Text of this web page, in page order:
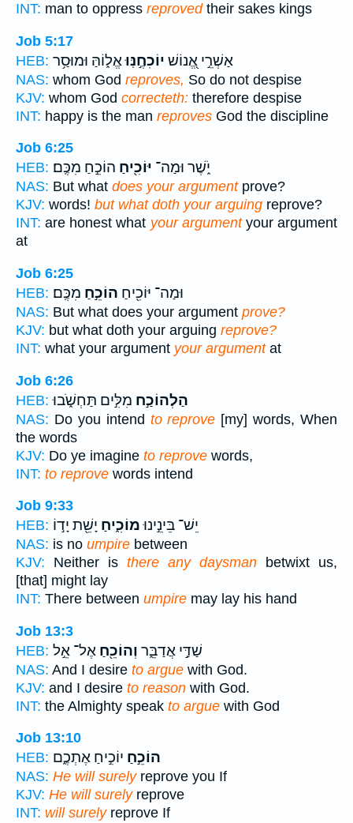
INT: man to oppress reprovedtheir sakes kings
Job 5:17
HEB:
אַשְׁרֵ֣י אֱ֭נוֹשׁ יוֹכִחֶ֣נּֽוּאֱל֑וֹהַּ וּמוּסַ֥ר
NAS: whom God reproves, So do not despise
KJV: whom God correcteth: therefore despise
INT: happy is the man reproves God the discipline
Job 6:25
HEB:
יֹ֑שֶׁר וּמַה־ יּוֹכִ֖יחַ הוֹכֵ֣חַ מִכֶּֽם׃
NAS: But what does your argumentprove?
KJV: words! but what doth your arguing reprove?
INT: are honest what your argumentyour argument
at
Job 6:25
HEB:
וּמַה־ יּוֹכִ֖יחַ הוֹכֵ֣חַ מִכֶּֽם׃
NAS: But what does your argument prove?
KJV: but what doth your arguing reprove?
INT: what your argument your argumentat
Job 6:26
HEB:
הַלְהוֹכַ֣ח מִלִּ֣ים תַּחְשֹׁ֑בוּ
NAS: Do you intend to reprove [my] words, When
the words
KJV: Do ye imagine to reprove words,
INT: to reprove words intend
Job 9:33
HEB:
יֵשׁ־ בֵּינֵ֣ינוּמוֹכִ֑יחַ יָשֵׁ֖ת יָד֣וֹ
NAS: is no umpire between
KJV: Neither is there any daysman betwixt us,
[that] might lay
INT: There between umpire may lay his hand
Job 13:3
HEB:
שַׁדַּ֣י אֲדַבֵּ֑ר וְהוֹכֵ֖חַ אֶל־ אֵ֣ל
NAS: And I desire to argue with God.
KJV: and I desire to reason with God.
INT: the Almighty speak to argue with God
Job 13:10
HEB:
הוֹכֵ֣חַ יוֹכִ֣יחַ אֶתְכֶ֑ם
NAS: He will surelyreprove you If
KJV: He will surelyreprove
INT: will surelyreprove If